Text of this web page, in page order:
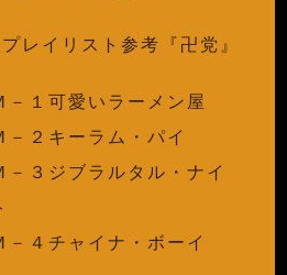
レイリスト参考『卍党』
－１可愛いラーメン屋
－２キーラム・パイ
－３ジブラルタル・ナイ
－４チャイナ・ボーイ